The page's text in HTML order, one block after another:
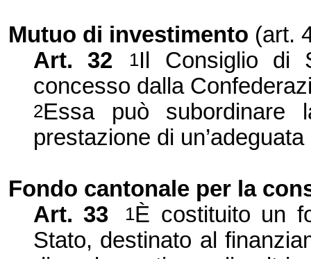
Mutuo di investimento (art.
Art. 32
1Il Consiglio di
concesso dalla
2Essa può subordinare
prestazione di
Fondo cantonale per la
Art. 33
1È costituito un
Stato, destinato al